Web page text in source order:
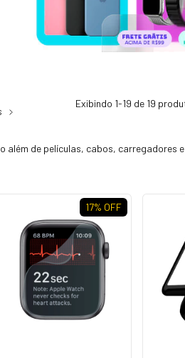
Exibindo 1-19 de 19
além de películas, cabos, carregadores
17% OFF